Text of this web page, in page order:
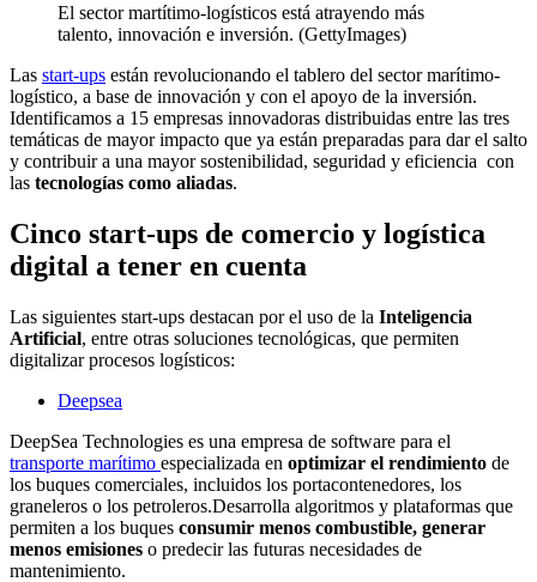
El sector martítimo-logísticos está atrayendo más
talento, innovación e inversión. (GettyImages)
Las start-ups están revolucionando el tablero del sector marítimo-
logístico, a base de innovación y con el apoyo de la inversión.
Identificamos a 15 empresas innovadoras distribuidas entre las tres
temáticas de mayor impacto que ya están preparadas para dar el salto
y contribuir a una mayor sostenibilidad, seguridad y eficiencia con
las tecnologías como aliadas.
Cinco start-ups de comercio y logística
digital a tener en cuenta
Las siguientes start-ups destacan por el uso de la Inteligencia
Artificial, entre otras soluciones tecnológicas, que permiten
digitalizar procesos logísticos:
Deepsea
DeepSea Technologies es una empresa de software para el
transporte marítimo especializada en optimizar el rendimiento de
los buques comerciales, incluidos los portacontenedores, los
graneleros o los petroleros.Desarrolla algoritmos y plataformas que
permiten a los buques consumir menos combustible, generar
menos emisiones o predecir las futuras necesidades de
mantenimiento.